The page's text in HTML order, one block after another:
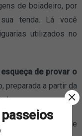
de boiadeiro, por
tenda. Lá você
utilizados no
de provar o
preparada a partir da
partir dos 7 anos de